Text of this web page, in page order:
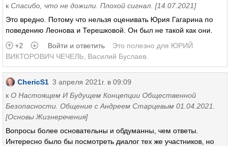
к Спасибо, что не дожили. Плохой сигнал. [14.07.2021]
Это вредно. Потому что нельзя оценивать Юрия Гагарина по
поведению Леонова и Терешковой. Он был не такой как они.
+2
Войти и ответить Это полезно для ЮРИЙ
ВИКТОРОВИЧ ЧЕЧЕЛЬ Василий Буслаев
ChericS1 3 апреля 2021г. в 09:09
к О Настоящем И Будущем Концепции Общественной
Безопасности. Общение с Андреем Старцевым 01.04.2021.
[Основы Жизнеречения]
Вопросы более основательны и обдуманны, чем ответы.
Интересно было бы посмотреть диалог тех же участников, но